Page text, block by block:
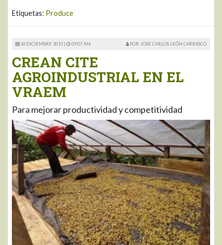
Etiquetas: Produce
16 DICIEMBRE 2015 | 09:07 AM POR: JOSÉ CARLOS LEÓN CARRASCO
CREAN CITE
AGROINDUSTRIAL EN EL
VRAEM
Para mejorar productividad y competitividad